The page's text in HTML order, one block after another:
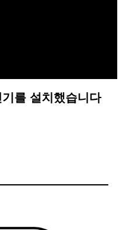
를 설치했습니다